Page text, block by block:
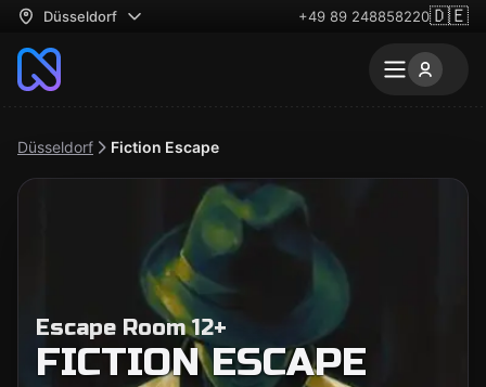
Düsseldorf +49 89 248858220🇩🇪
Düsseldorf Fiction Escape
Escape Room 12+
FICTION ESCAPE